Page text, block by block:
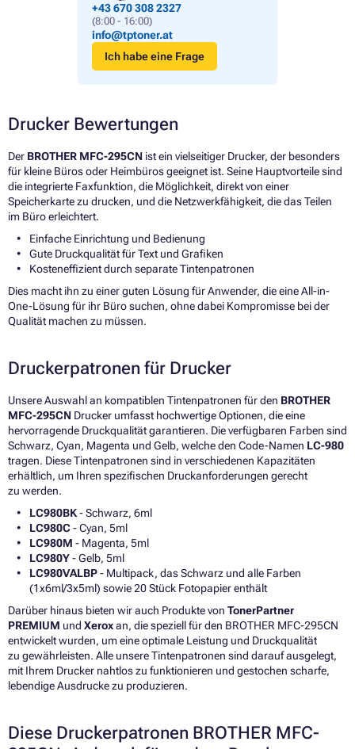
+43 670 308 2327
(8:00 - 16:00)
info@tptoner.at
Ich habe eine Frage
Drucker Bewertungen
Der BROTHER MFC-295CN ist ein vielseitiger Drucker, der besonders
für kleine Büros oder Heimbüros geeignet ist. Seine Hauptvorteile sind
die integrierte Faxfunktion, die Möglichkeit, direkt von einer
Speicherkarte zu drucken, und die Netzwerkfähigkeit, die das Teilen
im Büro erleichtert.
Einfache Einrichtung und Bedienung
Gute Druckqualität für Text und Grafiken
Kosteneffizient durch separate Tintenpatronen
Dies macht ihn zu einer guten Lösung für Anwender, die eine All-in-
One-Lösung für ihr Büro suchen, ohne dabei Kompromisse bei der
Qualität machen zu müssen.
Druckerpatronen für Drucker
Unsere Auswahl an kompatiblen Tintenpatronen für den BROTHER
MFC-295CN Drucker umfasst hochwertige Optionen, die eine
hervorragende Druckqualität garantieren. Die verfügbaren Farben sind
Schwarz, Cyan, Magenta und Gelb, welche den Code-Namen LC-980
tragen. Diese Tintenpatronen sind in verschiedenen Kapazitäten
erhältlich, um Ihren spezifischen Druckanforderungen gerecht
zu werden.
LC980BK- Schwarz, 6ml
LC980C - Cyan, 5ml
LC980M - Magenta, 5ml
LC980Y- Gelb, 5ml
LC980VALBP- Multipack, das Schwarz und alle Farben
(1x6ml/3x5ml) sowie 20 Stück Fotopapier enthält
Darüber hinaus bieten wir auch Produkte von TonerPartner
PREMIUM und Xeroxan, die speziell für den BROTHER MFC-295CN
entwickelt wurden, um eine optimale Leistung und Druckqualität
zu gewährleisten. Alle unsere Tintenpatronen sind darauf ausgelegt,
mit Ihrem Drucker nahtlos zu funktionieren und gestochen scharfe,
lebendige Ausdrucke zu produzieren.
Diese Druckerpatronen BROTHER MFC-